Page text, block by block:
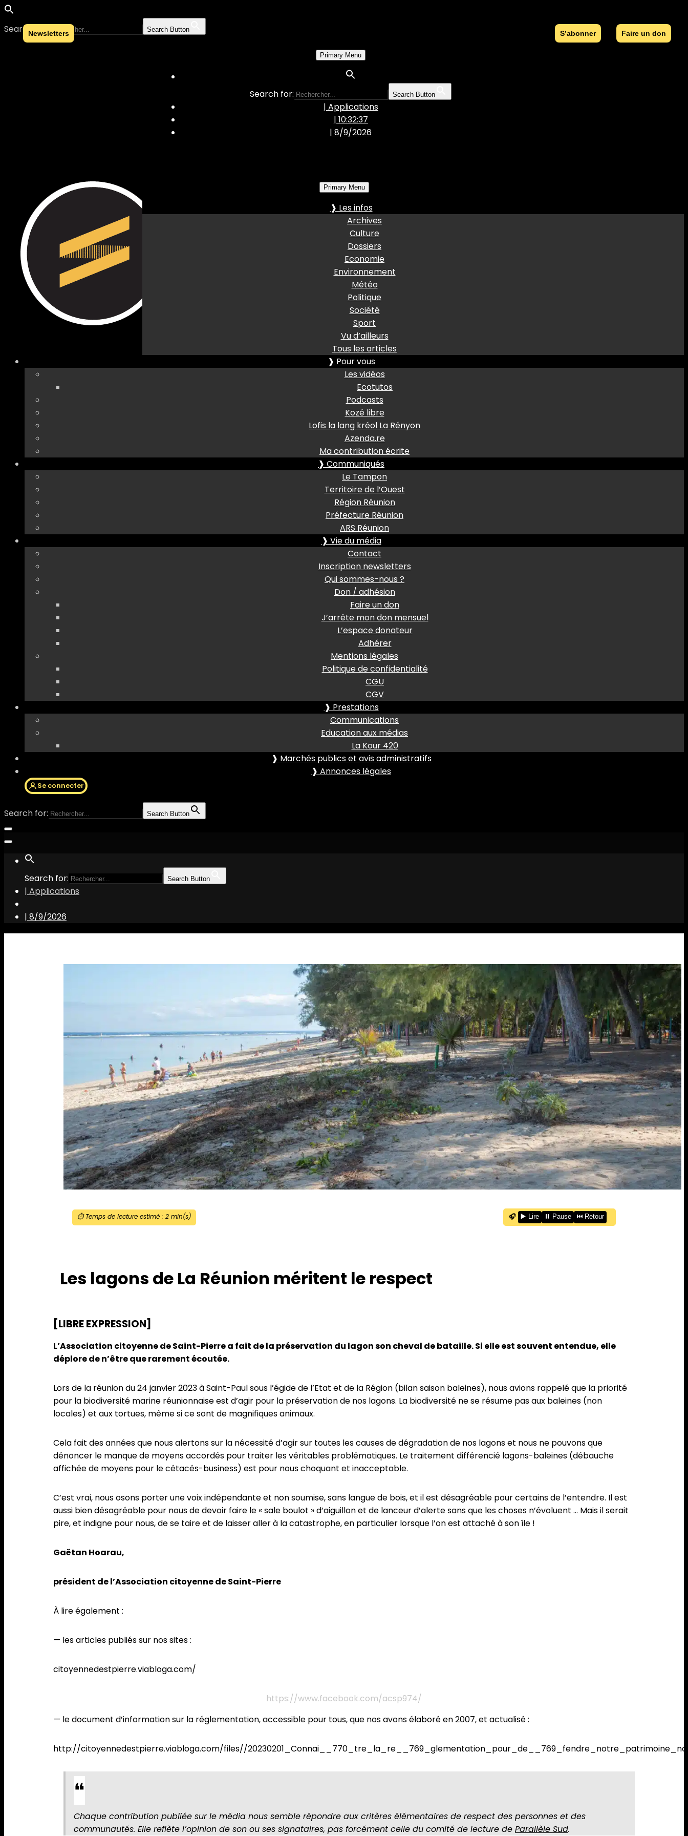
Search for: Search Button
Skip to content
Primary Menu
Search for: Search Button
| Applications
| 10:32:38
|8/9/2026
Primary Menu
❱ Les infos
Archives
Culture
Dossiers
Economie
Environnement
Météo
Politique
Société
Sport
Vu d’ailleurs
Tous les articles
❱ Pour vous
Les vidéos
Ecotutos
Podcasts
Kozé libre
Lofis la lang kréol La Rényon
Azenda.re
Ma contribution écrite
❱ Communiqués
Le Tampon
Territoire de l’Ouest
Région Réunion
Préfecture Réunion
ARS Réunion
❱ Vie du média
Contact
Inscription newsletters
Qui sommes-nous ?
Don / adhésion
Faire un don
J’arrête mon don mensuel
L’espace donateur
Adhérer
Mentions légales
Politique de confidentialité
CGU
CGV
❱ Prestations
Communications
Education aux médias
La Kour 420
❱ Marchés publics et avis administratifs
❱ Annonces légales
Se connecter
Search for: Search Button
Search for: Search Button
| Applications
| 8/9/2026
⏱️ Temps de lecture estimé : 2min(s) 🎧 ▶️ Lire ⏸️ Pause ⏮️ Retour
Les lagons de La Réunion méritent le respect
[LIBRE EXPRESSION]
L’Association citoyenne de Saint-Pierre a fait de la préservation du lagon son cheval de bataille. Si elle est souvent entendue, elle
déplore de n’être que rarement écoutée.
Lors de la réunion du 24 janvier 2023 à Saint-Paul sous l’égide de l’Etat et de la Région (bilan saison baleines), nous avions rappelé que la priorité
pour la biodiversité marine réunionnaise est d’agir pour la préservation de nos lagons. La biodiversité ne se résume pas aux baleines (non
locales) et aux tortues, même si ce sont de magnifiques animaux.
Cela fait des années que nous alertons sur la nécessité d’agir sur toutes les causes de dégradation de nos lagons et nous ne pouvons que
dénoncer le manque de moyens accordés pour traiter les véritables problématiques. Le traitement différencié lagons-baleines (débauche
affichée de moyens pour le cétacés-business) est pour nous choquant et inacceptable.
C’est vrai, nous osons porter une voix indépendante et non soumise, sans langue de bois, et il est désagréable pour certains de l’entendre. Il est
aussi bien désagréable pour nous de devoir faire le « sale boulot » d’aiguillon et de lanceur d’alerte sans que les choses n’évoluent … Mais il serait
pire, et indigne pour nous, de se taire et de laisser aller à la catastrophe, en particulier lorsque l’on est attaché à son île !
Gaëtan Hoarau,
président de l’Association citoyenne de Saint-Pierre
À lire également :
— les articles publiés sur nos sites :
citoyennedestpierre.viabloga.com/
https://www.facebook.com/acsp974/
— le document d’information sur la réglementation, accessible pour tous, que nos avons élaboré en 2007, et actualisé :
http://citoyennedestpierre.viabloga.com/files//
Chaque contribution publiée sur le média nous semble répondre aux critères élémentaires de respect des personnes et des
communautés. Elle reflète l’opinion de son ou ses signataires, pas forcément celle du comité de lecture de Parallèle Sud.
S’abonner Faire un don
Newsletters